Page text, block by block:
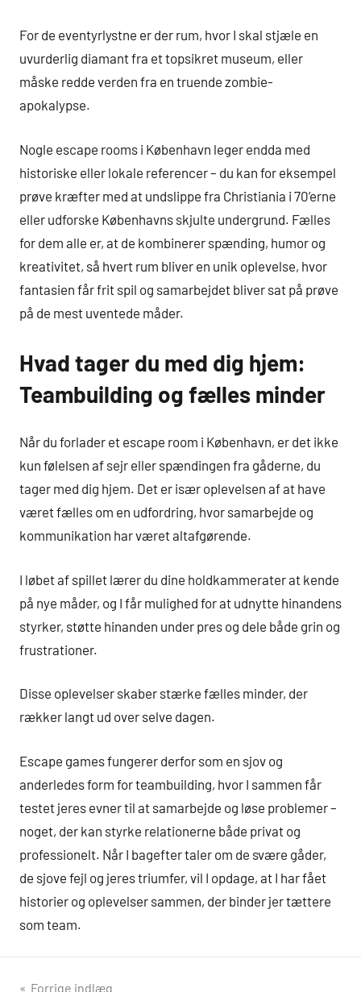
For de eventyrlystne er der rum, hvor I skal stjæle en
uvurderlig diamant fra et topsikret museum, eller
måske redde verden fra en truende zombie-
apokalypse.
Nogle escape rooms i København leger endda med
historiske eller lokale referencer – du kan for eksempel
prøve kræfter med at undslippe fra Christiania i 70’erne
eller udforske Københavns skjulte undergrund. Fælles
for dem alle er, at de kombinerer spænding, humor og
kreativitet, så hvert rum bliver en unik oplevelse, hvor
fantasien får frit spil og samarbejdet bliver sat på prøve
på de mest uventede måder.
Hvad tager du med dig hjem:
Teambuilding og fælles minder
Når du forlader et escape room i København, er det ikke
kun følelsen af sejr eller spændingen fra gåderne, du
tager med dig hjem. Det er især oplevelsen af at have
været fælles om en udfordring, hvor samarbejde og
kommunikation har været altafgørende.
I løbet af spillet lærer du dine holdkammerater at kende
på nye måder, og I får mulighed for at udnytte hinandens
styrker, støtte hinanden under pres og dele både grin og
frustrationer.
Disse oplevelser skaber stærke fælles minder, der
rækker langt ud over selve dagen.
Escape games fungerer derfor som en sjov og
anderledes form for teambuilding, hvor I sammen får
testet jeres evner til at samarbejde og løse problemer –
noget, der kan styrke relationerne både privat og
professionelt. Når I bagefter taler om de svære gåder,
de sjove fejl og jeres triumfer, vil I opdage, at I har fået
historier og oplevelser sammen, der binder jer tættere
som team.
Forrige indlæg